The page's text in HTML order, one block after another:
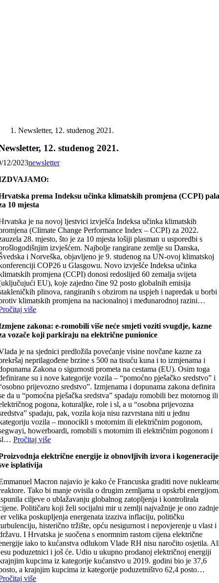
Newsletter, 12. studenog 2021.
12. studenog 2021.
12/2023newsletter
prema Indeksu učinka klimatskih promjena (CCPI)
10 mjesta
je na novoj ljestvici izvješća Indeksa učinka klimatskih
(Climate Change Performance Index – CCPI) za 2022.
28. mjesto, što je za 10 mjesta lošiji plasman u usporedbi s
izvješćem. Najbolje rangirane zemlje su Danska,
i Norveška, objavljeno je 9. studenog na UN-ovoj klimatskoj
COP26 u Glasgowu. Novo izvješće Indeksa učinka
promjena (CCPI) donosi redoslijed 60 zemalja svijeta
EU), koje zajedno čine 92 posto globalnih emisija
plinova, rangiranih s obzirom na uspjeh i napredak u borbi
klimatskih promjena na nacionalnoj i međunarodnoj razini…
više
zakona: e-romobili više neće smjeti voziti svugdje, kazne
vozače koji parkiraju na električne punionice
je na sjednici predložila povećanje visine novčane kazne za
neprilagođene brzine s 500 na tisuću kuna i to izmjenama i
Zakona o sigurnosti prometa na cestama (EU). Osim toga
su i nove kategorije vozila – “pomoćno pješačko sredstvo” i
prijevozno sredstvo”. Izmjenama i dopunama zakona definira
da u “pomoćna pješačka sredstva” spadaju romobili bez motornog ili
pogona, koturaljke, role i sl, a u “osobna prijevozna
spadaju, pak, vozila koja nisu razvrstana niti u jednu
vozila – monocikli s motornim ili električnim pogonom,
howerboardi, romobili s motornim ili električnim pogonom i
Pročitaj više
električne energije iz obnovljivih izvora i kogeneracije
isplativija
Macron najavio je kako će Francuska graditi nove
Tako bi manje ovisila o drugim zemljama u opskrbi
ciljeve o ublažavanju globalnog zatopljenja i kontrolirala
Političaru koji želi socijalni mir u zemlji najvažnije je ono zadnje
velika poskupljenja energenata izaziva inflaciju, političku
histerično tržište, opću nesigurnost i nepovjerenje u vlast i
I Hrvatska je suočena s enormnim rastom cijena električne
iako to kućanstva odlukom Vlade RH nisu naročito osjetila.
poduzetnici i još će. Udio u ukupno prodanoj električnoj energiji
kupcima iz kategorije kućanstvo u 2019. godini bio je 37,6
a krajnjim kupcima iz kategorije poduzetništvo 62,4 posto…
više